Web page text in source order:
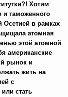
Хотим
и таможенного
Осетией в рамках
атомная
этой атомной
американские
рынок и
жить на
с
стать